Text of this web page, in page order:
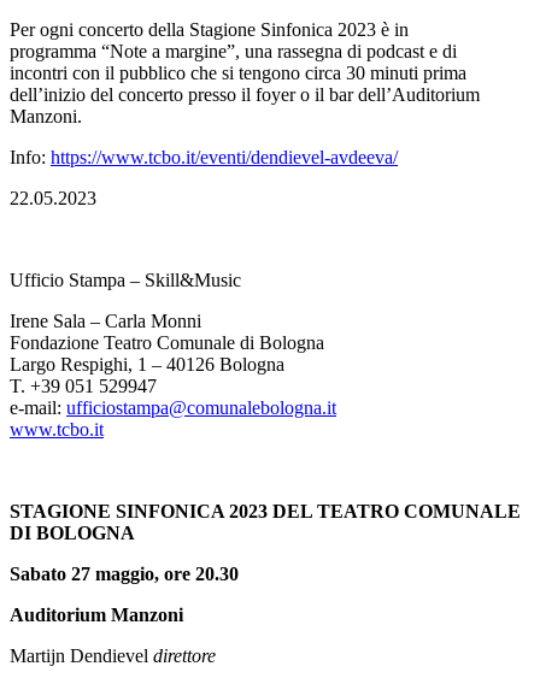
Per ogni concerto della Stagione Sinfonica 2023 è in
programma “Note a margine”, una rassegna di podcast e di
incontri con il pubblico che si tengono circa 30 minuti prima
dell’inizio del concerto presso il foyer o il bar dell’Auditorium
Manzoni.
Info: https://www.tcbo.it/eventi/dendievel-avdeeva/
22.05.2023
Ufficio Stampa – Skill&Music
Irene Sala – Carla Monni
Fondazione Teatro Comunale di Bologna
Largo Respighi, 1 – 40126 Bologna
T. +39 051 529947
e-mail: ufficiostampa@comunalebologna.it
www.tcbo.it
STAGIONE SINFONICA 2023 DEL TEATRO COMUNALE
DI BOLOGNA
Sabato 27 maggio, ore 20.30
Auditorium Manzoni
Martijn Dendievel direttore